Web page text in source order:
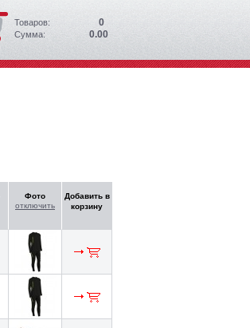
Товаров: 0
Сумма: 0.00
Фото
отключить
Добавить в
корзину